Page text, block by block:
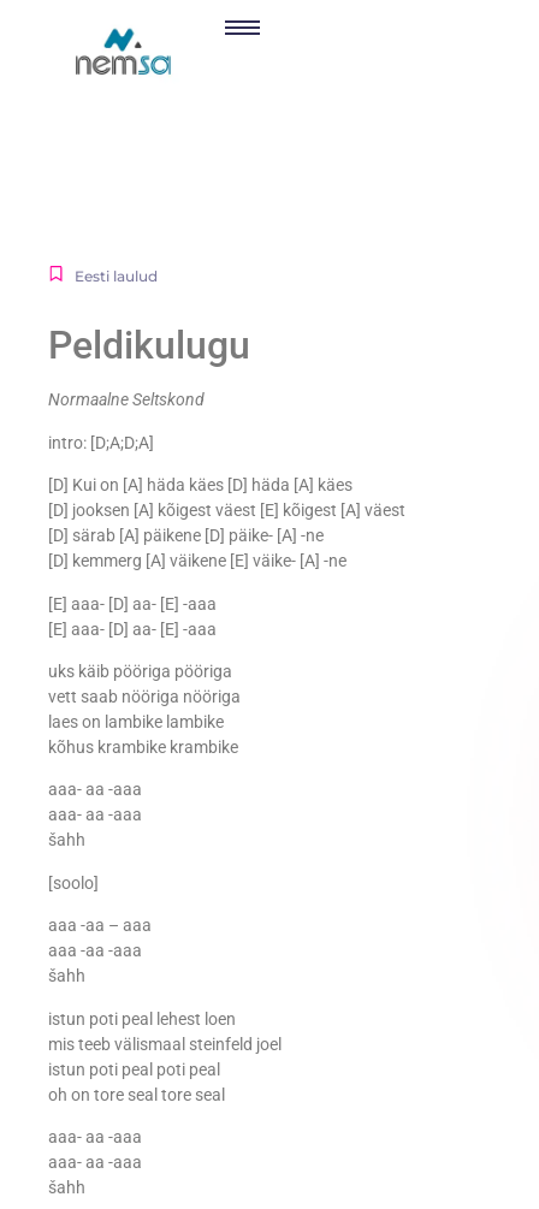
Eesti laulud
Peldikulugu
Normaalne Seltskond
intro: [D;A;D;A]
[D] Kui on [A] häda käes [D] häda [A] käes
[D] jooksen [A] kõigest väest [E] kõigest [A] väest
[D] särab [A] päikene [D] päike- [A] -ne
[D] kemmerg [A] väikene [E] väike- [A] -ne
[E] aaa- [D] aa- [E] -aaa
[E] aaa- [D] aa- [E] -aaa
uks käib pööriga pööriga
vett saab nööriga nööriga
laes on lambike lambike
kõhus krambike krambike
aaa- aa -aaa
aaa- aa -aaa
šahh
[soolo]
aaa -aa – aaa
aaa -aa -aaa
šahh
istun poti peal lehest loen
mis teeb välismaal steinfeld joel
istun poti peal poti peal
oh on tore seal tore seal
aaa- aa -aaa
aaa- aa -aaa
šahh